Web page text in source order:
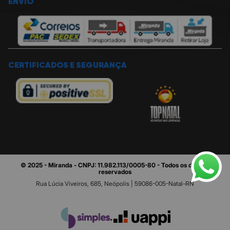
ENVIO
CERTIFICADOS E SEGURANÇA
© 2025 - Miranda - CNPJ: 11.982.113/0005-80 - Todos os direitos
reservados
Rua Lúcia Viveiros, 685, Neópolis | 59086-005-Natal-RN